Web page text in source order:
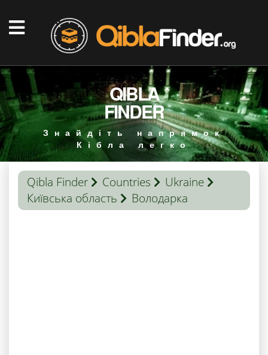
QIBLA
FINDER
Знайдіть напрямок
Кібла легко
Qibla Finder Countries
Ukraine
Київська область
Володарка